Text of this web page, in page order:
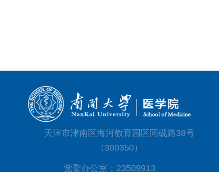
天津市津南区海河教育园区同砚路38号
（300350）
党委办公室：23509913